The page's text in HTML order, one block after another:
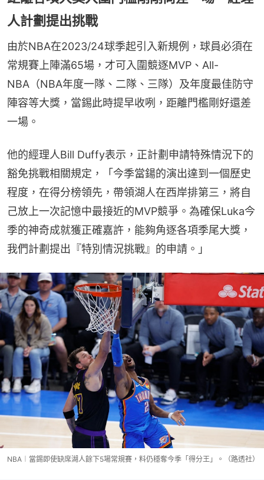
人計劃提出挑戰
由於NBA在2023/24球季起引入新規例，球員必須在
常規賽上陣滿65場，才可入圍競逐MVP、All-
NBA（NBA年度一隊、二隊、三隊）及年度最佳防守
陣容等大獎，當錫此時提早收咧，距離門檻剛好還差
一場。
他的經理人Bill Duffy表示，正計劃申請特殊情況下的
豁免挑戰相關規定，「今季當鍚的演出達到一個歷史
程度，在得分榜領先，帶領湖人在西岸排第三，將自
己放上一次記憶中最接近的MVP競爭。為確保Luka今
季的神奇成就獲正確嘉許，能夠角逐各項季尾大獎，
我們計劃提出『特別情況挑戰』的申請。」
NBA︱當錫即使缺席湖人餘下5場常規賽，料仍穩奪今季「得分王」。（路透社）